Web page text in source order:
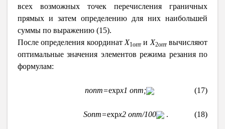
всех возможных точек перечисления граничных
прямых и затем определению для них наибольшей
суммы по выражению (15).
После определения координат Х1опт и Х2оптвычисляют
оптимальные значения элементов режима резания по
формулам:
nопт=expx1 опт; (17)
Sопт=expx2 опт/100 . (18)